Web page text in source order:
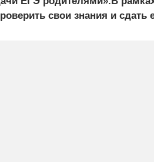
свои знания и сдать